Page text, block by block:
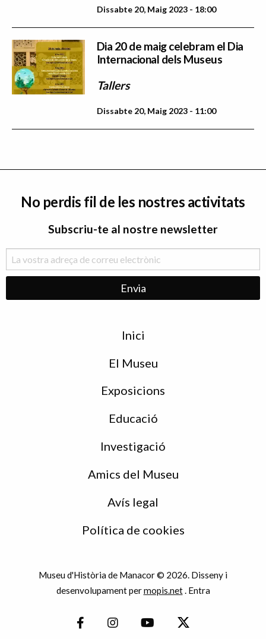
Dissabte 20, Maig 2023 - 18:00
Dia 20 de maig celebram el Dia
Internacional dels Museus
Tallers
Dissabte 20, Maig 2023 - 11:00
No perdis fil de les nostres activitats
Subscriu-te al nostre newsletter
Inici
El Museu
Exposicions
Educació
Investigació
Amics del Museu
Avís legal
Política de cookies
Museu d'Història de Manacor © 2026. Disseny i
desenvolupament permopis.net. Entra